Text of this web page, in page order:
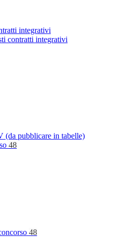
integrativi
contratti integrativi
(da pubblicare in tabelle)
48
48